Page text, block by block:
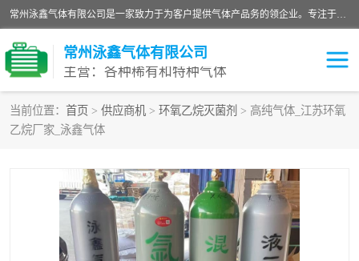
常州泳鑫气体有限公司是一家致力于为客户提供气体产品务的领企业。专注于环氧乙烷剂、环氧乙烷、高纯气体以及稀有和特种气体的研发、生产、销售和配送，产品广泛应用于医疗、电子、科研、化工、食品等多个领域。主要产品有：环氧乙烷灭菌剂，环氧乙烷，高纯氩，氮，氪，氙，氖，氘，笑，氦，氢，氧等各种稀有和特种气体。
常州泳鑫气体有限公司
主营：各种稀有和特种气体
当前位置： 首页 > 供应商机 > 环氧乙烷灭菌剂 > 高纯气体_江苏环氧
乙烷厂家_泳鑫气体
高纯氦气
环氧乙烷灭菌剂 高纯氩气
高纯氮气